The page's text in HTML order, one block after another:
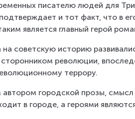
писателю людей для
и тот факт, что в
является главный герой
советскую историю
революции,
террору.
городской прозы,
в городе, а героями